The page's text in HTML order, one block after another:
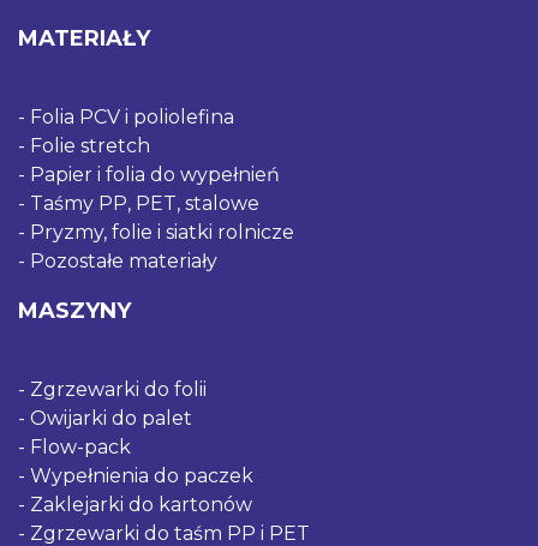
MATERIAŁY
Folia PCV i poliolefina
Folie stretch
Papier i folia do wypełnień
Taśmy PP, PET, stalowe
Pryzmy, folie i siatki rolnicze
Pozostałe materiały
MASZYNY
Zgrzewarki do folii
Owijarki do palet
Flow-pack
Wypełnienia do paczek
Zaklejarki do kartonów
Zgrzewarki do taśm PP i PET